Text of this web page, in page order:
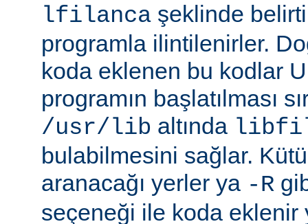
lfilanca şeklinde
programla ilintilenirler.
koda eklenen bu kodlar
programın başlatılması
/usr/lib altında
bulabilmesini sağlar.
aranacağı yerler ya -R
seçeneği ile koda eklenir